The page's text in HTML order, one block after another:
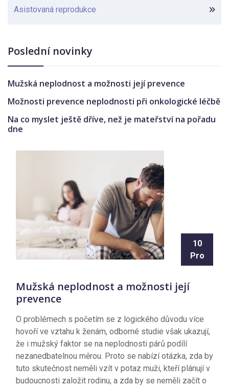
Asistovaná reprodukce
Poslední novinky
Mužská neplodnost a možnosti její prevence
Možnosti prevence neplodnosti při onkologické léčbě
Na co myslet ještě dříve, než je mateřství na pořadu
dne
10
Pro
Mužská neplodnost a možnosti její
prevence
O problémech s početím se z logického důvodu více
hovoří ve vztahu k ženám, odborné studie však ukazují,
že i mužský faktor se na neplodnosti párů podílí
nezanedbatelnou měrou. Proto se nabízí otázka, zda by
tuto skutečnost neměli vzít v potaz muži, kteří plánují v
budoucnosti založit rodinu, a zda by se neměli začít o